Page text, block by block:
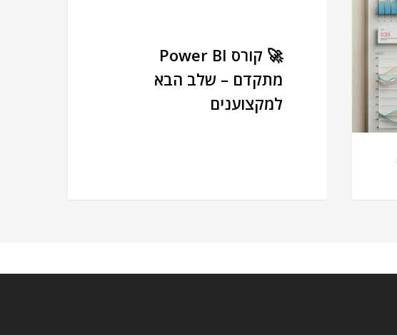
🚀 קורס Power BI
מתקדם – שלב הבא
למקצוענים